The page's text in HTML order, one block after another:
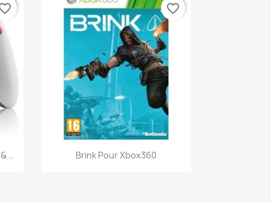
Aperçu rapide
Brink Pour Xbox360
favorite_border